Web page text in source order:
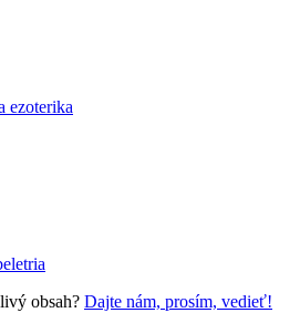
ezoterika
obsah? Dajte nám, prosím, vedieť!